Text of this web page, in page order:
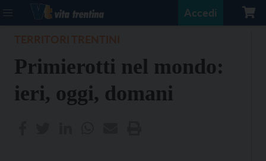
Accedi
Primierotti nel mondo:
ieri, oggi, domani